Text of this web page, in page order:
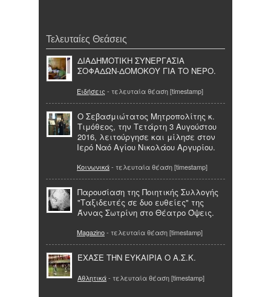
Τελευταίες Θεάσεις
ΔΙΑΔΗΜΟΤΙΚΗ ΣΥΝΕΡΓΑΣΙΑ
ΣΟΦΑΔΩΝ-ΔΟΜΟΚΟΥ ΓΙΑ ΤΟ ΝΕΡΟ.
Ειδήσεις - τελευταία θέαση [timestamp]
Ο Σεβασμιώτατος Μητροπολίτης κ.
Τιμόθεος, την Τετάρτη 3 Αυγούστου
2016, λειτούργησε και μίλησε στον
Ιερό Ναό Αγίου Νικολάου Αργυρίου.
Κοινωνικά- τελευταία θέαση [timestamp]
Παρουσίαση της Ποιητικής Συλλογής
"Ταξιδευτές σε δυο ευθείες" της
Άννας Σωτρίνη στο Θέατρο Όψεις.
Magazino- τελευταία θέαση [timestamp]
ΈΧΑΣΕ ΤΗΝ ΕΥΚΑΙΡΙΑ Ο Α.Σ.Κ.
Αθλητικά- τελευταία θέαση [timestamp]